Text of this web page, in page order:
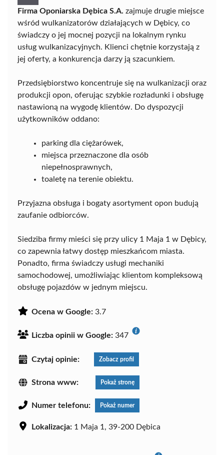
Firma Oponiarska Dębica S.A. zajmuje drugie miejsce
wśród wulkanizatorów działających w Dębicy, co
świadczy o jej mocnej pozycji na lokalnym rynku
usług wulkanizacyjnych. Klienci chętnie korzystają z
jej oferty, a konkurencja darzy ją szacunkiem.
Przedsiębiorstwo koncentruje się na wulkanizacji oraz
produkcji opon, oferując szybkie rozładunki i obsługę
nastawioną na wygodę klientów. Do dyspozycji
użytkowników oddano:
parking dla ciężarówek,
miejsca przeznaczone dla osób
niepełnosprawnych,
toaletę na terenie obiektu.
Przyjazna obsługa i bogaty asortyment opon budują
zaufanie odbiorców.
Siedziba firmy mieści się przy ulicy 1 Maja 1 w Dębicy,
co zapewnia łatwy dostęp mieszkańcom miasta.
Ponadto, firma świadczy usługi mechaniki
samochodowej, umożliwiając klientom kompleksową
obsługę pojazdów w jednym miejscu.
Ocena w Google: 3.7
Liczba opinii w Google: 347
Czytaj opinie: Zobacz profil
Strona www: Pokaż stronę
Numer telefonu: Pokaż numer
Lokalizacja: 1 Maja 1, 39-200 Dębica